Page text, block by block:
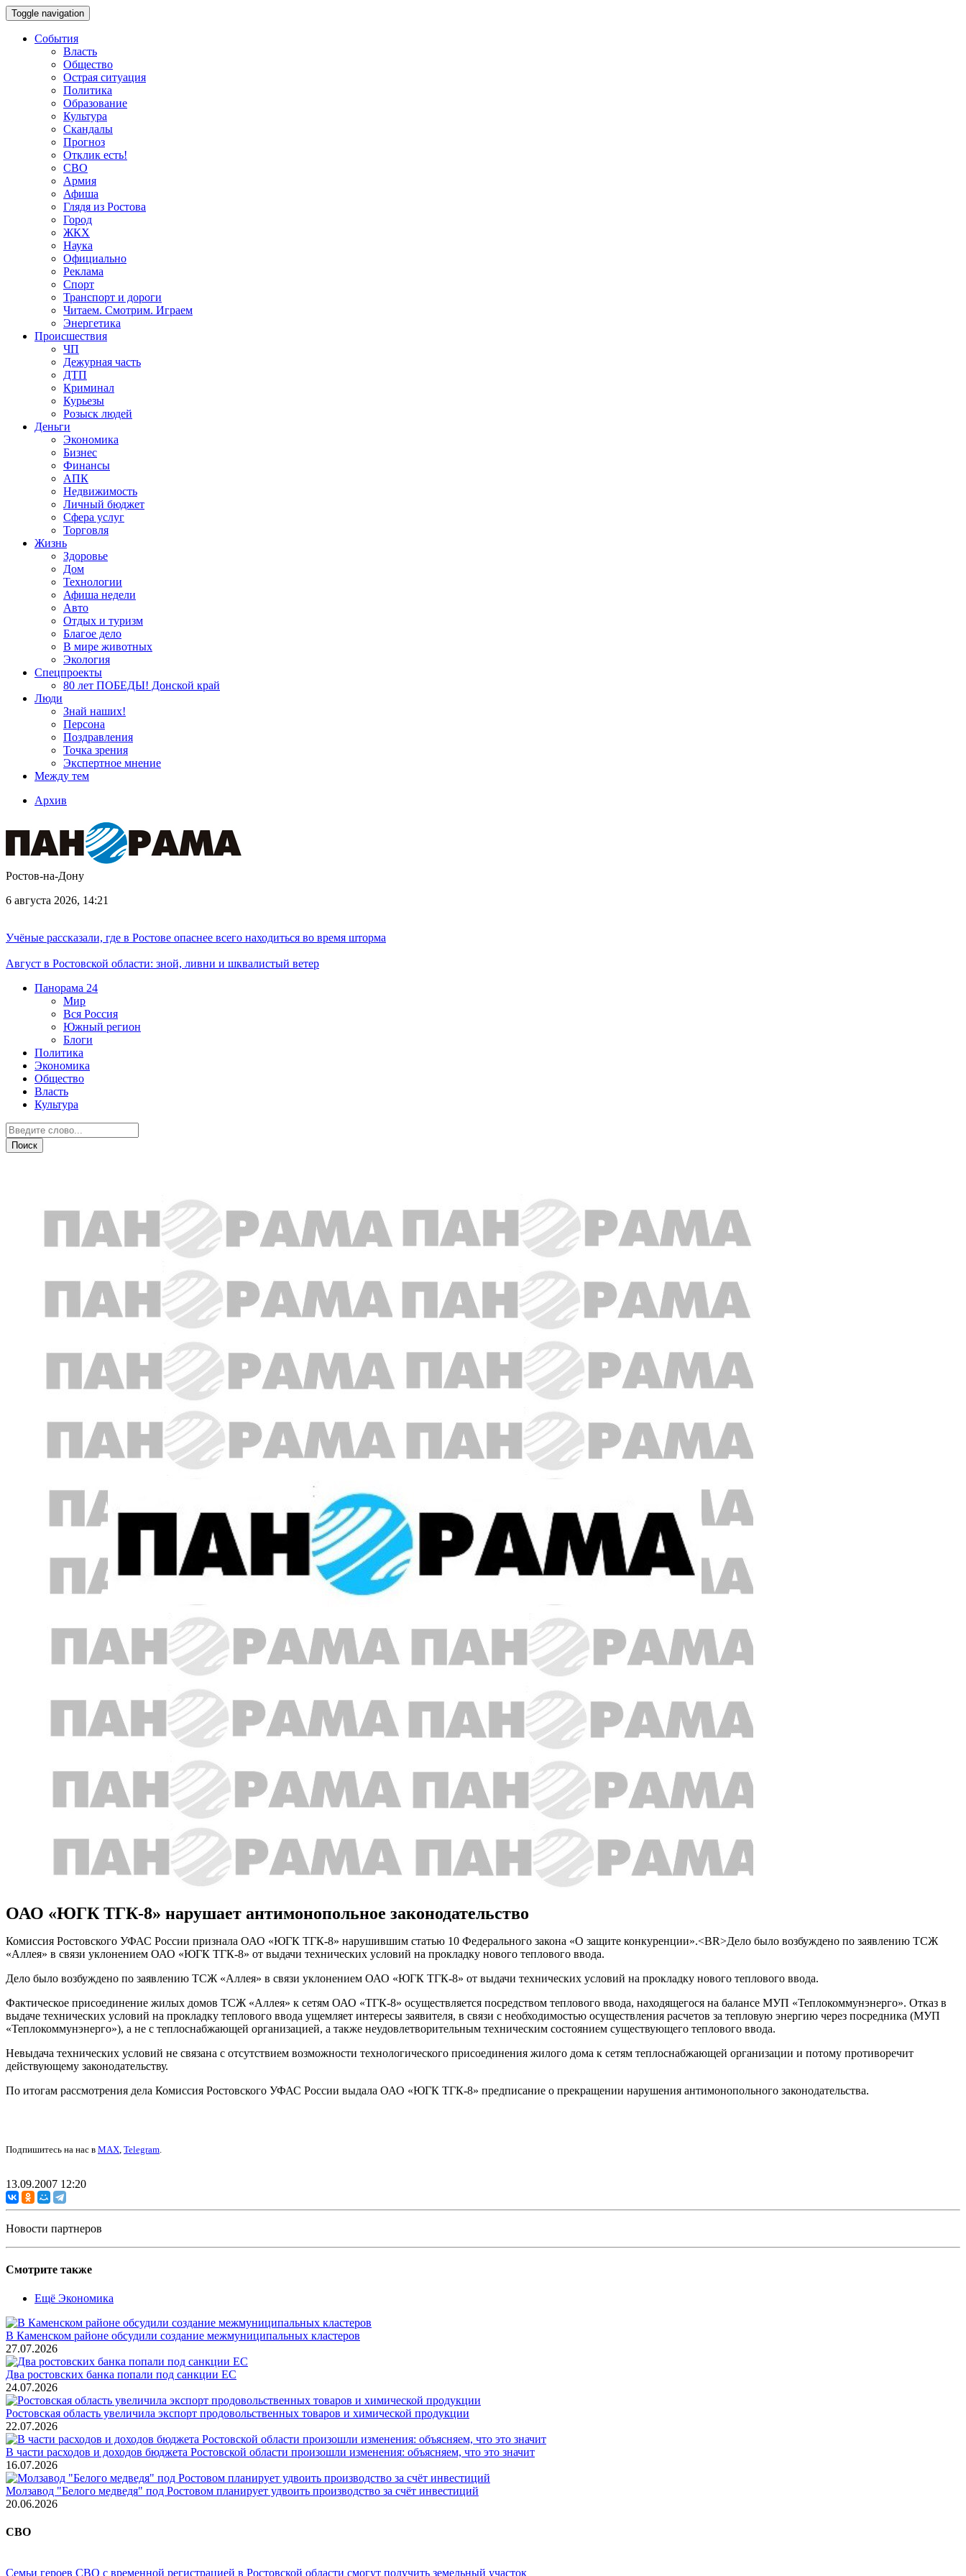
Toggle navigation
События
Власть
Общество
Острая ситуация
Политика
Образование
Культура
Скандалы
Прогноз
Отклик есть!
СВО
Армия
Афиша
Глядя из Ростова
Город
ЖКХ
Наука
Официально
Реклама
Спорт
Транспорт и дороги
Читаем. Смотрим. Играем
Энергетика
Происшествия
ЧП
Дежурная часть
ДТП
Криминал
Курьезы
Розыск людей
Деньги
Экономика
Бизнес
Финансы
АПК
Недвижимость
Личный бюджет
Сфера услуг
Торговля
Жизнь
Здоровье
Дом
Технологии
Афиша недели
Авто
Отдых и туризм
Благое дело
В мире животных
Экология
Спецпроекты
80 лет ПОБЕДЫ! Донской край
Люди
Знай наших!
Персона
Поздравления
Точка зрения
Экспертное мнение
Между тем
Архив
Ростов-на-Дону
6 августа 2026, 14:21
Учёные рассказали, где в Ростове опаснее всего находиться во время шторма
Август в Ростовской области: зной, ливни и шквалистый ветер
Панорама 24
Мир
Вся Россия
Южный регион
Блоги
Политика
Экономика
Общество
Власть
Культура
ОАО «ЮГК ТГК-8» нарушает антимонопольное законодательство
Комиссия Ростовского УФАС России признала ОАО «ЮГК ТГК-8» нарушившим статью 10 Федерального закона «О защите конкуренции».<BR>Дело было возбуждено по заявлению ТСЖ
«Аллея» в связи уклонением ОАО «ЮГК ТГК-8» от выдачи технических условий на прокладку нового теплового ввода.
Дело было возбуждено по заявлению ТСЖ «Аллея» в связи уклонением ОАО «ЮГК ТГК-8» от выдачи технических условий на прокладку нового теплового ввода.
Фактическое присоединение жилых домов ТСЖ «Аллея» к сетям ОАО «ТГК-8» осуществляется посредством теплового ввода, находящегося на балансе МУП «Теплокоммунэнерго». Отказ в
выдаче технических условий на прокладку теплового ввода ущемляет интересы заявителя, в связи с необходимостью осуществления расчетов за тепловую энергию через посредника (МУП
«Теплокоммунэнерго»), а не с теплоснабжающей организацией, а также неудовлетворительным техническим состоянием существующего теплового ввода.
Невыдача технических условий не связана с отсутствием возможности технологического присоединения жилого дома к сетям теплоснабжающей организации и потому противоречит
действующему законодательству.
По итогам рассмотрения дела Комиссия Ростовского УФАС России выдала ОАО «ЮГК ТГК-8» предписание о прекращении нарушения антимонопольного законодательства.
Подпишитесь на нас в MAX, Telegram.
13.09.2007 12:20
Новости партнеров
Смотрите также
Ещё Экономика
В Каменском районе обсудили создание межмуниципальных кластеров
27.07.2026
Два ростовских банка попали под санкции ЕС
24.07.2026
Ростовская область увеличила экспорт продовольственных товаров и химической продукции
22.07.2026
В части расходов и доходов бюджета Ростовской области произошли изменения: объясняем, что это значит
16.07.2026
Молзавод "Белого медведя" под Ростовом планирует удвоить производство за счёт инвестиций
20.06.2026
СВО
Семьи героев СВО с временной регистрацией в Ростовской области смогут получить земельный участок